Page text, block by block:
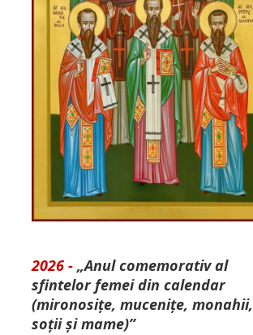
2026 - „Anul comemorativ al
sfintelor femei din calendar
(mironosițe, mu­cenițe, monahii,
soții și mame)”